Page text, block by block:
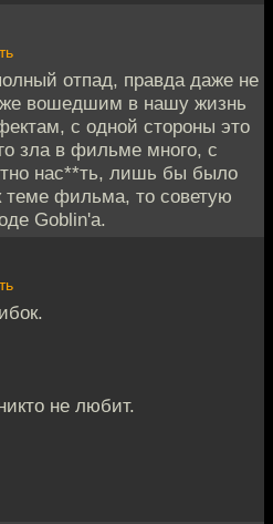
отпад, правда даже не
вошедшим в нашу жизнь
с одной стороны это
зла в фильме много, с
нас**ть, лишь бы было
теме фильма, то советую
Goblin'а.
не любит.